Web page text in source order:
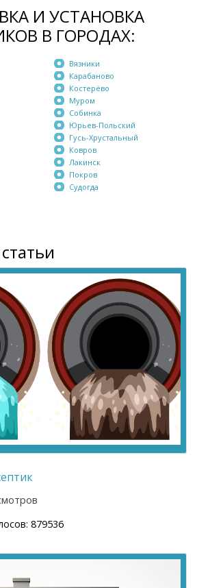
И УСТАНОВКА
В ГОРОДАХ:
Вязники
Карабаново
Костерёво
Муром
Собинка
Юрьев-Польский
Гусь-Хрустальный
Ковров
Лакинск
Покров
Судогда
879536